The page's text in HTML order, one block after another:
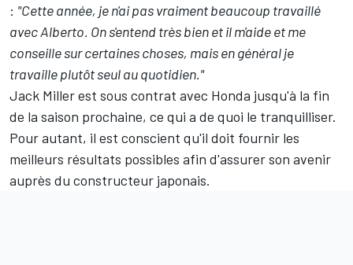
: "Cette année, je n'ai pas vraiment beaucoup travaillé
avec Alberto. On s'entend très bien et il m'aide et me
conseille sur certaines choses, mais en général je
travaille plutôt seul au quotidien."
Jack Miller est sous contrat avec Honda jusqu'à la fin
de la saison prochaine, ce qui a de quoi le tranquilliser.
Pour autant, il est conscient qu'il doit fournir les
meilleurs résultats possibles afin d'assurer son avenir
auprès du constructeur japonais.